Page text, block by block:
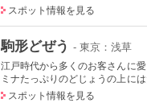
スポット情報を見る
駒形どぜう - 東京：浅草
江戸時代から多くのお客さんに
ミナたっぷりのどじょうの上に
スポット情報を見る